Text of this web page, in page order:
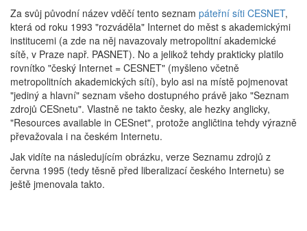
Za svůj původní název vděčí tento seznam páteřní síti CESNET,
která od roku 1993 "rozváděla" Internet do měst s akademickými
institucemi (a zde na něj navazovaly metropolitní akademické
sítě, v Praze např. PASNET). No a jelikož tehdy prakticky platilo
rovnítko "český Internet = CESNET" (myšleno včetně
metropolitních akademických sítí), bylo asi na místě pojmenovat
"jediný a hlavní" seznam všeho dostupného právě jako "Seznam
zdrojů CESnetu". Vlastně ne takto česky, ale hezky anglicky,
"Resources available in CESnet", protože angličtina tehdy výrazně
převažovala i na českém Internetu.
Jak vidíte na následujícím obrázku, verze Seznamu zdrojů z
června 1995 (tedy těsně před liberalizací českého Internetu) se
ještě jmenovala takto.